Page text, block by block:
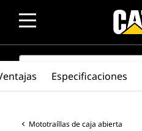
SEARCH
Mototraíllas de caja abierta
Especificaciones